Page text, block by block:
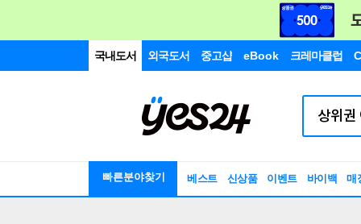
국내도서 외국도서 중고샵 eBook 크레마클럽
빠른분야찾기 베스트 신상품 이벤트 바이백 매